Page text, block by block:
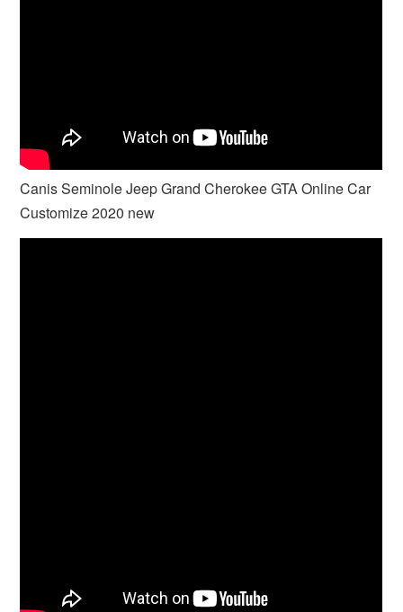
Canis Seminole Jeep Grand Cherokee GTA Online Car
Customize 2020 new